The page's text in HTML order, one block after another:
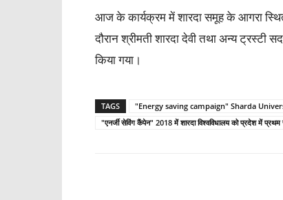
आज के कार्यक्रम में शारदा समूह के आगरा
दौरान श्रीमती शारदा देवी तथा अन्य ट्रस्टी
किया गया।
TAGS
"Energy saving campaign" Sharda
"एनर्जी सेविंग कैंपेन" 2018 में शारदा विश्वविधालय को प्रदेश में प्रथम